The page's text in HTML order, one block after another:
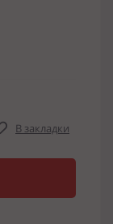
В закладки